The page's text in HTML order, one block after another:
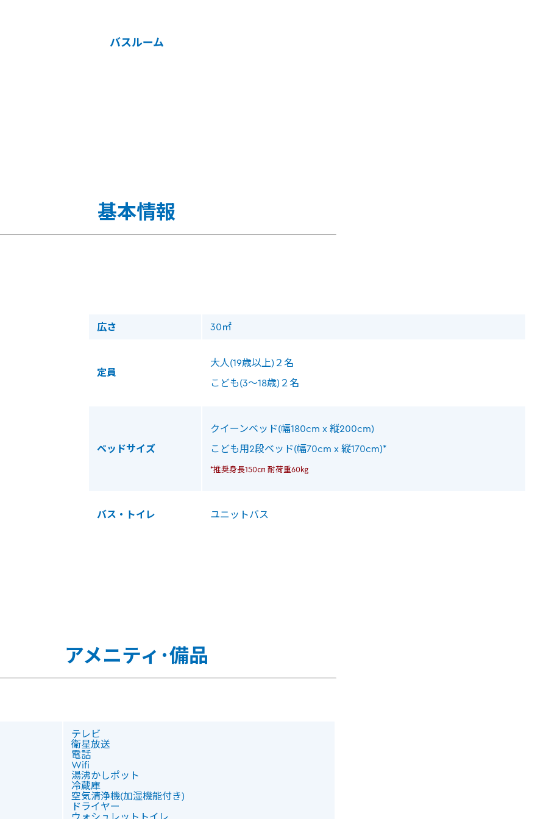
バスルーム
基本情報
広さ 30㎡
定員
大人(19歳以上)２名
こども(3～18歳)２名
ベッドサイズ
クイーンベッド(幅180cm x 縦200cm)
こども用2段ベッド(幅70cm x 縦170cm)*
*推奨身長150㎝ 耐荷重60㎏
バス・トイレ ユニットバス
アメニティ･備品
テレビ
衛星放送
電話
Wifi
湯沸かしポット
冷蔵庫
空気清浄機(加湿機能付き)
ドライヤー
ウォシュレットトイレ